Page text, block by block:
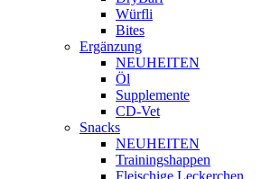
Würfli
Bites
Ergänzung
NEUHEITEN
Öl
Supplemente
CD-Vet
Snacks
NEUHEITEN
Trainingshappen